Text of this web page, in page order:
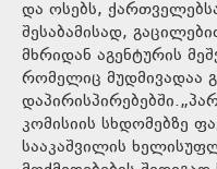
და ოსებს,
შესაბამისად,
მხრიდან აგენტურის
რომელიც მუდმივადაა
კომისიის სხდომებზე
სააკაშვილის